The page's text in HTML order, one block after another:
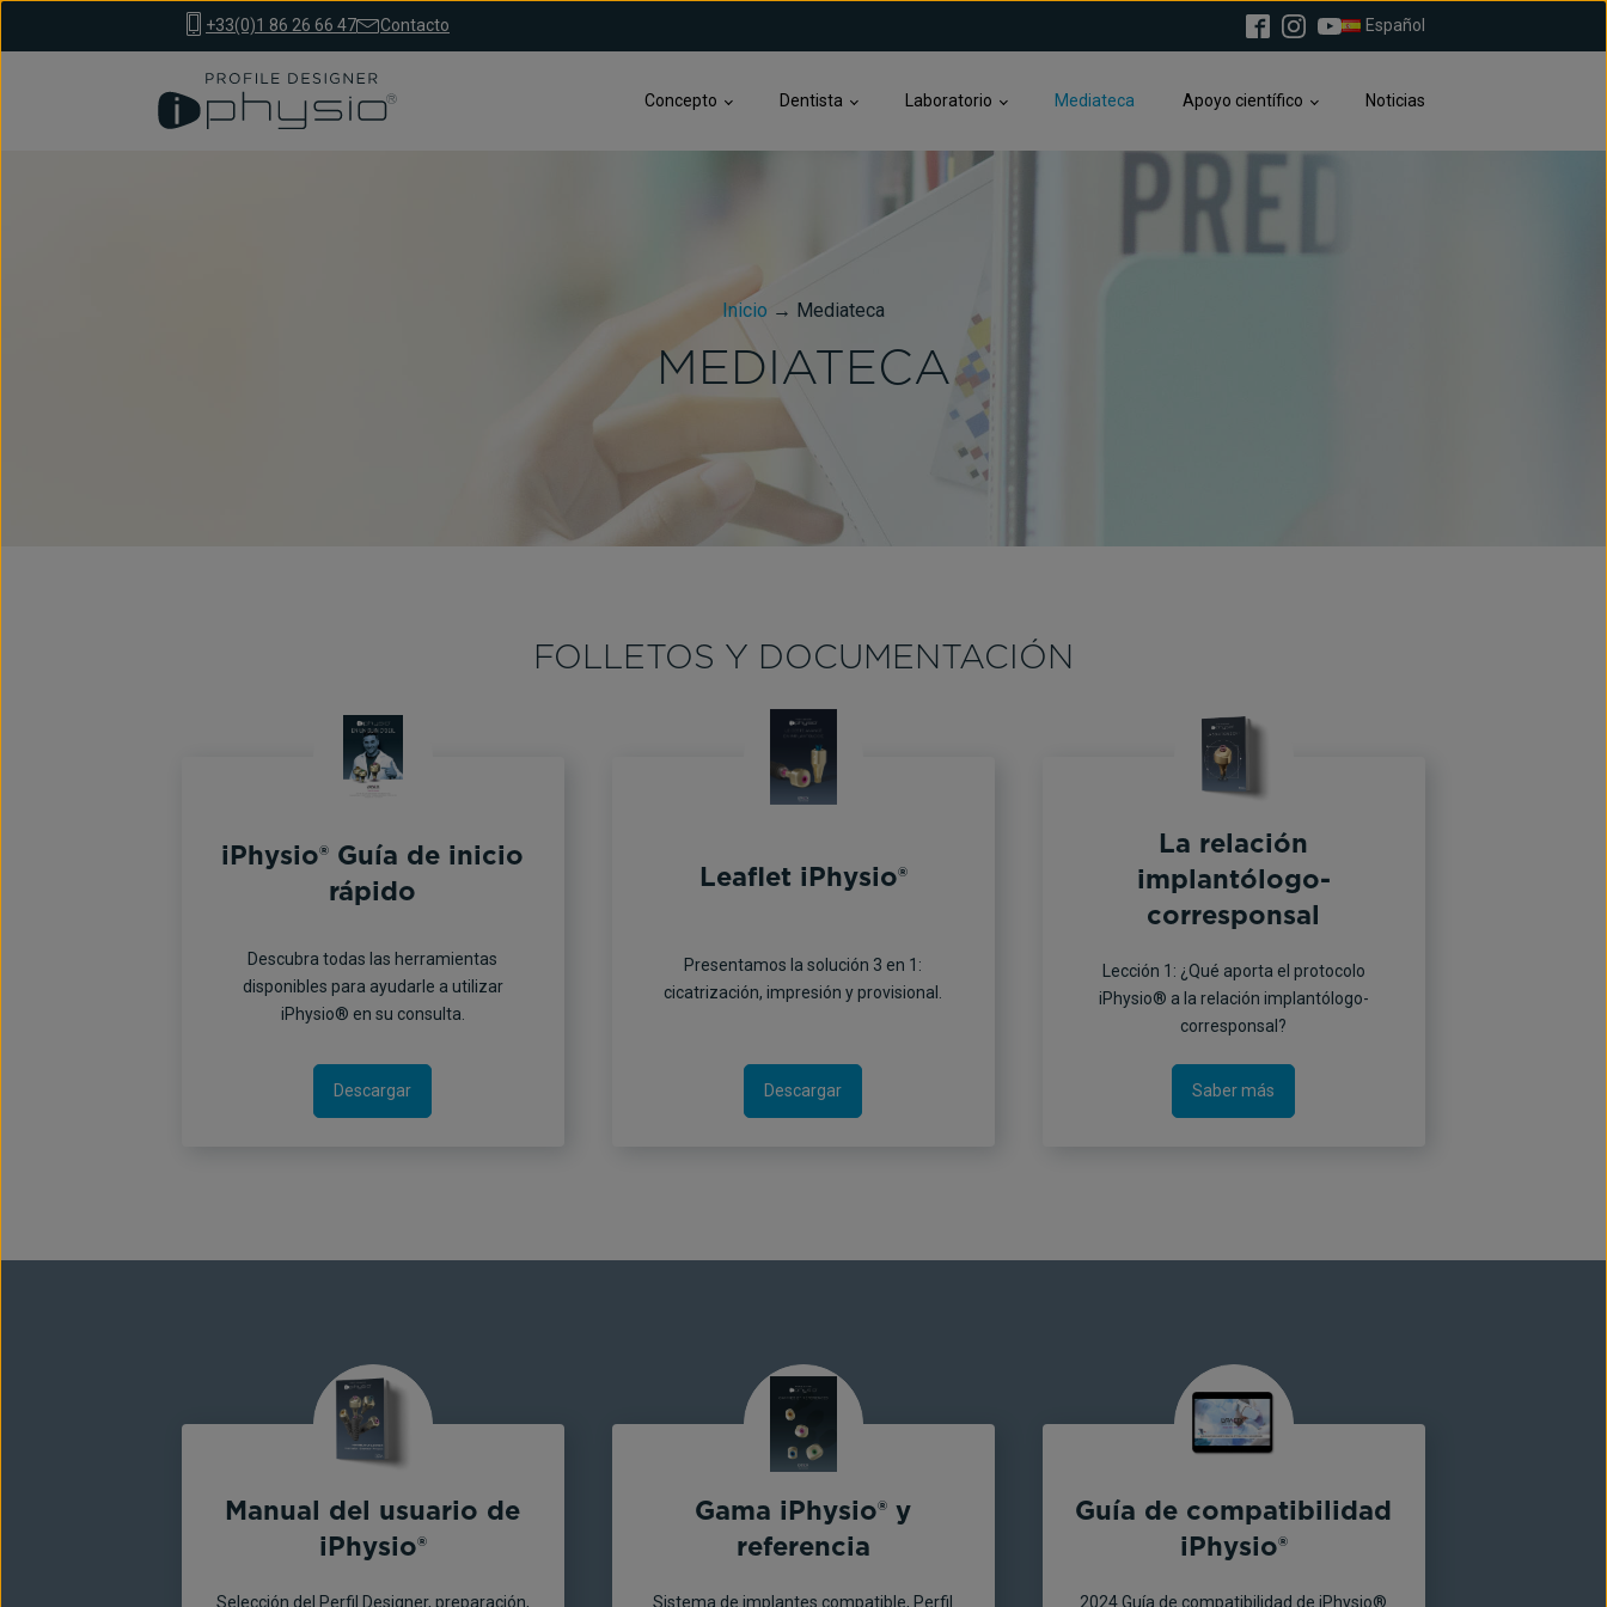
+33(0)1 86 26 66 47 Contacto Español
Concepto Dentista Laboratorio Mediateca Apoyo científico Noticias
Inicio → Mediateca
MEDIATECA
FOLLETOS Y DOCUMENTACIÓN
iPhysio® Guía de inicio
rápido
Descubra todas las herramientas
disponibles para ayudarle a utilizar
iPhysio® en su consulta.
Descargar
Leaflet iPhysio®
Presentamos la solución 3 en 1:
cicatrización, impresión y provisional.
Descargar
La relación
implantólogo-
corresponsal
Lección 1: ¿Qué aporta el protocolo
iPhysio® a la relación implantólogo-
corresponsal?
Saber más
Manual del usuario de
iPhysio®
Selección del Perfil Designer, preparación,
Gama iPhysio® y
referencia
Sistema de implantes compatible, Perfil
Guía de compatibilidad
iPhysio®
2024 Guía de compatibilidad de iPhysio®